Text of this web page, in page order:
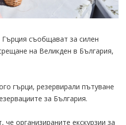
Гърция съобщават за силен
на Великден в България,
гърци, резервирали пътуване
за България.
организираните екскурзии за